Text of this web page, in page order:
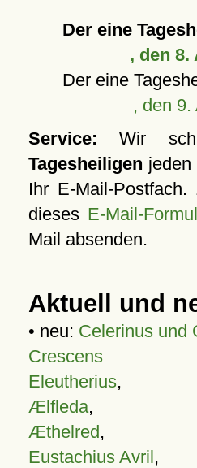
Der eine
, den 8.
Der eine
, den 9.
Service: Wir
Tagesheiligen jeden
Ihr E-Mail-
dieses E-Mail-
Mail absenden.
Aktuell und
• neu: Celerinus und
Crescens
Eleutherius,
Ælfleda,
Æthelred,
Eustachius Avril,